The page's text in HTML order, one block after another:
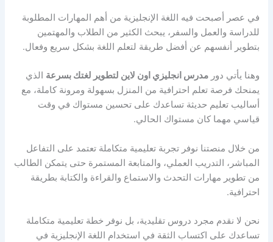
في عصر أصبحت فيه اللغة الإنجليزية من أهم المهارات المطلوبة
للدراسة والعمل والسفر، يبحث الكثير من الطلاب والمهتمين
بتطوير أنفسهم عن أفضل طريقة لتعلم اللغة بشكل سريع وفعال.
وهنا يأتي دورمدرس انجليزي اون لاين لتطوير لغتك بسرعة الذي
يمنحك فرصة تعلم احترافية من المنزل بسهولة ومرونة كاملة، مع
أساليب تعليم حديثة تساعدك على تحسين مستواك في وقت
قياسي مهما كان مستواك الحالي.
من خلال منصتنا نوفر تجربة تعليمية متكاملة تعتمد على التفاعل
المباشر، التدريب العملي، والمتابعة المستمرة حتى يتمكن الطالب
من تطوير مهارات التحدث والاستماع والقراءة والكتابة بطريقة
احترافية.
نحن لا نقدم مجرد دروس تقليدية، بل نوفر خطة تعليمية متكاملة
تساعدك على اكتساب الثقة في استخدام اللغة الإنجليزية في